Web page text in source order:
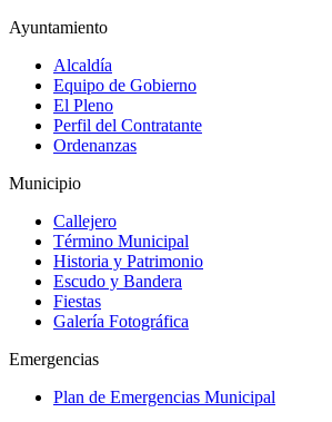
Ayuntamiento
Alcaldía
Equipo de Gobierno
El Pleno
Perfil del Contratante
Ordenanzas
Municipio
Callejero
Término Municipal
Historia y Patrimonio
Escudo y Bandera
Fiestas
Galería Fotográfica
Emergencias
Plan de Emergencias Municipal